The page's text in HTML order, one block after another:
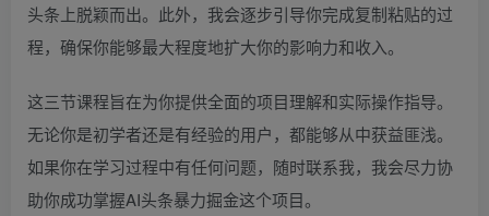
头条上脱颖而出。此外，我会逐步引导你完成复制粘贴的过
程，确保你能够最大程度地扩大你的影响力和收入。
这三节课程旨在为你提供全面的项目理解和实际操作指导。
无论你是初学者还是有经验的用户，都能够从中获益匪浅。
如果你在学习过程中有任何问题，随时联系我，我会尽力协
助你成功掌握AI头条暴力掘金这个项目。